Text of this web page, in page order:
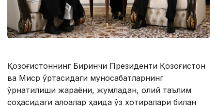
Қозоғистоннинг Биринчи Президенти Қозоғистон
ва Миср ўртасидаги муносабатларнинг
ўрнатилиши жараёни, жумладан, олий таълим
соҳасидаги алоқалар ҳақида ўз хотиралари билан